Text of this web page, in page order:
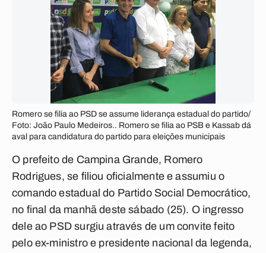
Romero se filia ao PSD se assume liderança estadual do partido/
Foto: João Paulo Medeiros.. Romero se filia ao PSB e Kassab dá
aval para candidatura do partido para eleições municipais
O prefeito de Campina Grande, Romero
Rodrigues, se filiou oficialmente e assumiu o
comando estadual do Partido Social Democrático,
no final da manhã deste sábado (25). O ingresso
dele ao PSD surgiu através de um convite feito
pelo ex-ministro e presidente nacional da legenda,